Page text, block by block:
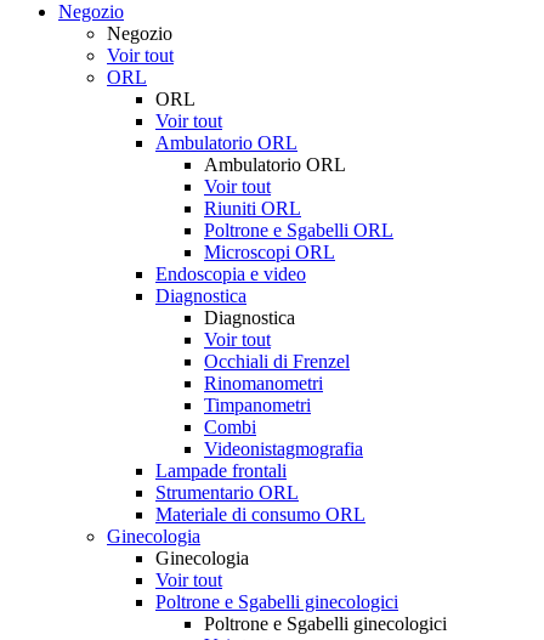
Negozio
Negozio
Voir tout
ORL
ORL
Voir tout
Ambulatorio ORL
Ambulatorio ORL
Voir tout
Riuniti ORL
Poltrone e Sgabelli ORL
Microscopi ORL
Endoscopia e video
Diagnostica
Diagnostica
Voir tout
Occhiali di Frenzel
Rinomanometri
Timpanometri
Combi
Videonistagmografia
Lampade frontali
Strumentario ORL
Materiale di consumo ORL
Ginecologia
Ginecologia
Voir tout
Poltrone e Sgabelli ginecologici
Poltrone e Sgabelli ginecologici